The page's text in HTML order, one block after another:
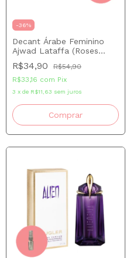
-36%
Decant Árabe Feminino
Ajwad Lataffa (Roses
Vanille)
R$34,90
R$54,90
R$33,16 com Pix
3 x de R$11,63 sem juros
Comprar